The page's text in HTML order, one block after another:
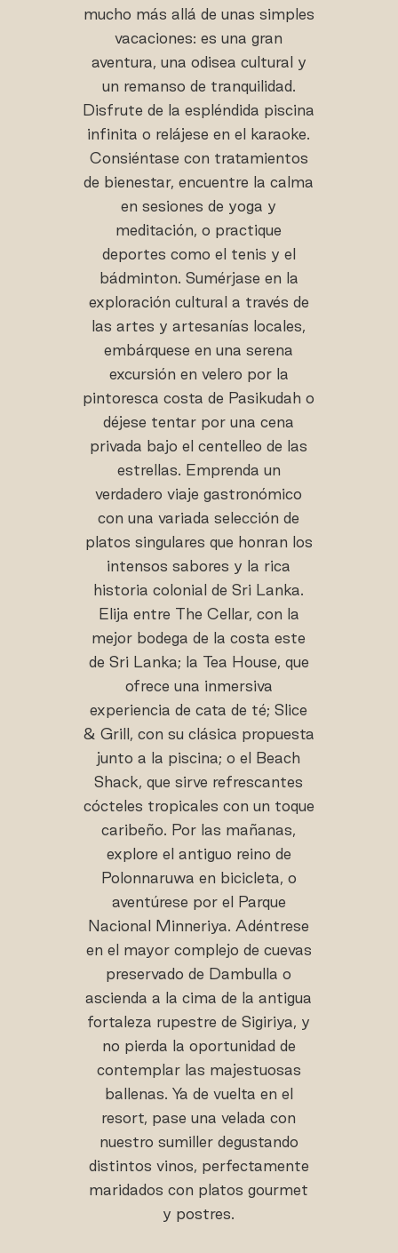
mucho más allá de unas simples
vacaciones: es una gran
aventura, una odisea cultural y
un remanso de tranquilidad.
Disfrute de la espléndida piscina
infinita o relájese en el karaoke.
Consiéntase con tratamientos
de bienestar, encuentre la calma
en sesiones de yoga y
meditación, o practique
deportes como el tenis y el
bádminton. Sumérjase en la
exploración cultural a través de
las artes y artesanías locales,
embárquese en una serena
excursión en velero por la
pintoresca costa de Pasikudah o
déjese tentar por una cena
privada bajo el centelleo de las
estrellas. Emprenda un
verdadero viaje gastronómico
con una variada selección de
platos singulares que honran los
intensos sabores y la rica
historia colonial de Sri Lanka.
Elija entre The Cellar, con la
mejor bodega de la costa este
de Sri Lanka; la Tea House, que
ofrece una inmersiva
experiencia de cata de té; Slice
& Grill, con su clásica propuesta
junto a la piscina; o el Beach
Shack, que sirve refrescantes
cócteles tropicales con un toque
caribeño. Por las mañanas,
explore el antiguo reino de
Polonnaruwa en bicicleta, o
aventúrese por el Parque
Nacional Minneriya. Adéntrese
en el mayor complejo de cuevas
preservado de Dambulla o
ascienda a la cima de la antigua
fortaleza rupestre de Sigiriya, y
no pierda la oportunidad de
contemplar las majestuosas
ballenas. Ya de vuelta en el
resort, pase una velada con
nuestro sumiller degustando
distintos vinos, perfectamente
maridados con platos gourmet
y postres.